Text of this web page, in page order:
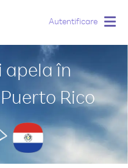
Autentificare
apela în
Rico